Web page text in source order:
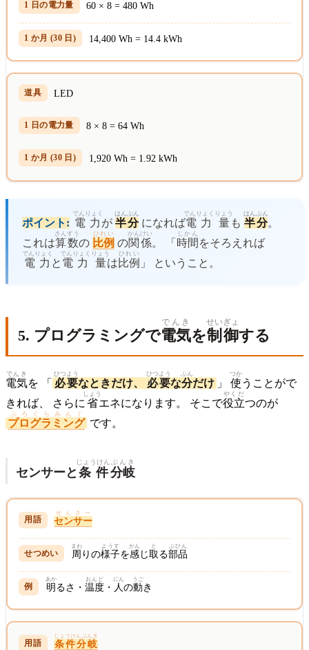
60 × 8 = 480 Wh
14,400 Wh = 14.4 kWh
LED
8 × 8 = 64 Wh
1,920 Wh = 1.92 kWh
ポイント: 電力
でんりょく
が 半分
はんぶん
になれば電力
でんりょく
量
りょう
も 半分
はんぶん
。
これは算数
さんすう
の 比例
ひれい
の関係
かんけい
。 「 時間
じかん
をそろえれば
電力
でんりょく
と 電力
でんりょく
量
りょう
は比例
ひれい
」 ということ。
5. プログラミングで電気
でんき
を制御
せいぎょ
する
電気
でんき
を 「 必要
ひつよう
なときだけ、 必要
ひつよう
な分
ぶん
だけ 」 使
つか
うことがで
きれば、 さらに 省
しょう
エネになります。 そこで役立
やくだ
つのが
プログラミング
ぷろぐらみんぐ
です。
センサーと 条件
じょうけん
分岐
ぶんき
センサー
せんさー
周
まわ
りの様子
ようす
を感
かん
じ取
と
る部品
ぶひん
明
あか
るさ・温度
おんど
・ 人
にん
の動
うご
き
条件分岐
じょうけんぶんき